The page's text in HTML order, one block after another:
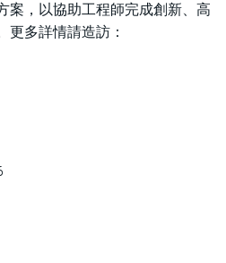
案，以協助工程師完成創新、高
更多詳情請造訪：